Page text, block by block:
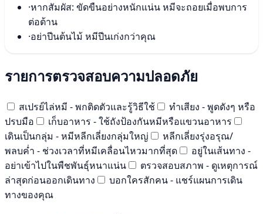
·หากสัมผัส: ขัดขืนอย่างหนักแน่น หมีจะถอยเมื่อพบการ
ต่อต้าน
·อย่าปีนต้นไม้ หมีปีนเก่งกว่าคุณ
รายการตรวจสอบความปลอดภัย
สเปรย์ไล่หมี - พกติดตัวและรู้วิธีใช้
ทำเสียง - พูดดังๆ หรือ
ปรบมือ
เก็บอาหาร - ใช้ถังป้องกันหมีหรือแขวนอาหาร
เดินเป็นกลุ่ม - หมีหลีกเลี่ยงกลุ่มใหญ่
หลีกเลี่ยงรุ่งอรุณ/
พลบค่ำ - ช่วงเวลาที่หมีเคลื่อนไหวมากที่สุด
อยู่ในเส้นทาง -
อย่าเข้าไปในพืชพันธุ์หนาแน่น
ตรวจสอบสภาพ - ดูเหตุการณ์
ล่าสุดก่อนออกเดินทาง
บอกใครสักคน - แชร์แผนการเดิน
ทางของคุณ